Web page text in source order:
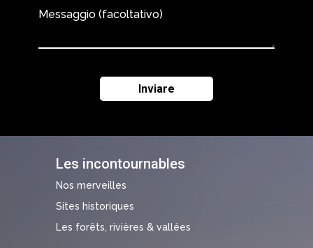
Les incontournables
Nos merveilles
Sites historiques
Les forêts, rivières & vallées
Messaggio (facoltativo)